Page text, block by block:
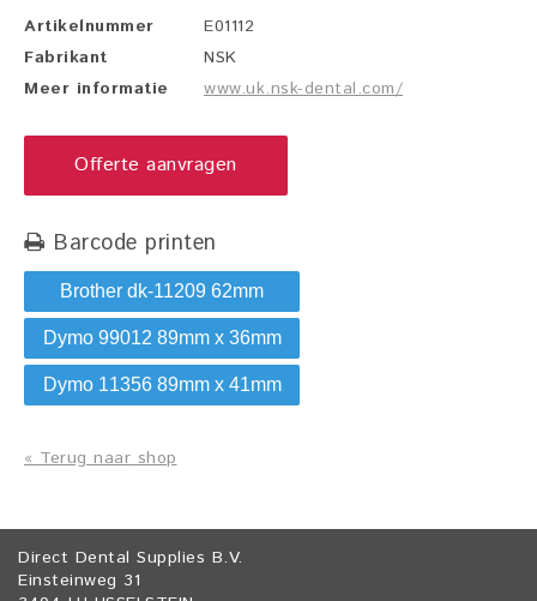
Artikelnummer
E01112
Fabrikant
NSK
Meer informatie
www.uk.nsk-dental.com/
Offerte aanvragen
Barcode printen
Brother dk-11209 62mm
Dymo 99012 89mm x 36mm
Dymo 11356 89mm x 41mm
« Terug naar shop
Direct Dental Supplies B.V.
Einsteinweg 31